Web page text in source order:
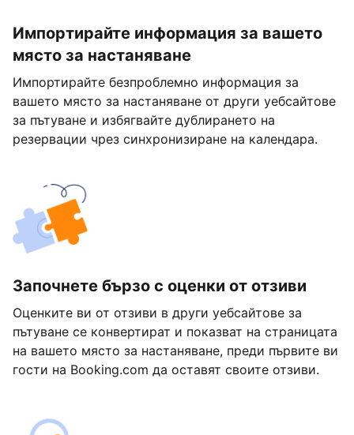
Импортирайте информация за вашето
място за настаняване
Импортирайте безпроблемно информация за
вашето място за настаняване от други уебсайтове
за пътуване и избягвайте дублирането на
резервации чрез синхронизиране на календара.
Започнете бързо с оценки от отзиви
Оценките ви от отзиви в други уебсайтове за
пътуване се конвертират и показват на страницата
на вашето място за настаняване, преди първите ви
гости на Booking.com да оставят своите отзиви.